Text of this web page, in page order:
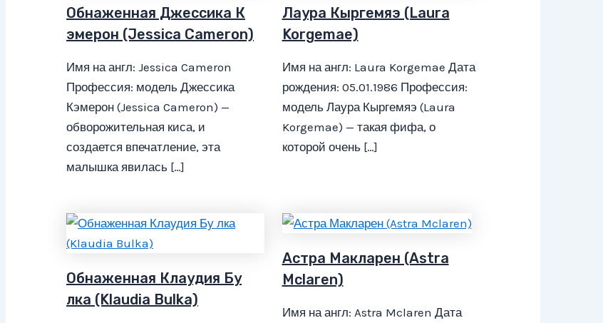
Обнаженная Джессика К
эмерон (Jessica Cameron)
Имя на англ: Jessica Cameron
Профессия: модель Джессика
Кэмерон (Jessica Cameron) —
обворожительная киса, и
создается впечатление, эта
малышка явилась […]
Лаура Кыргемяэ (Laura
Korgemae)
Имя на англ: Laura Korgemae Дата
рождения: 05.01.1986 Профессия:
модель Лаура Кыргемяэ (Laura
Korgemae) — такая фифа, о
которой очень […]
Обнаженная Клаудия Бу
лка (Klaudia Bulka)
Астра Макларен (Astra
Mclaren)
Имя на англ: Astra Mclaren Дата